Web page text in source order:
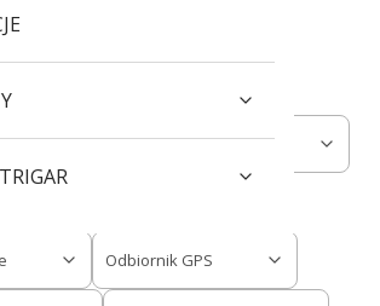
Garmin Pay
dostępu
Ilość fizycznych przycisków
Odbiornik GPS